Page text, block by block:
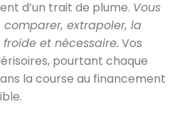
d’un trait de plume. Vous
extrapoler, la
et nécessaire. Vos
pourtant chaque
la course au financement